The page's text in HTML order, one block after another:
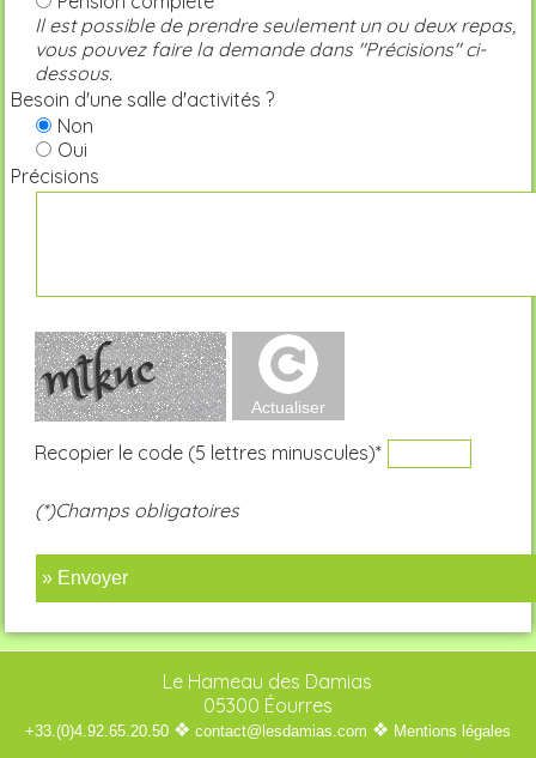
Il est possible de prendre seulement un ou deux repas,
vous pouvez faire la demande dans "Précisions" ci-
dessous.
Besoin d'une salle d'activités ?
Non
Oui
Précisions
Recopier le code (5 lettres minuscules)*
(*)Champs obligatoires
» Envoyer
Le Hameau des Damias
05300 Éourres
+33.(0)4.92.65.20.50 ❖ contact@lesdamias.com ❖ Mentions légales